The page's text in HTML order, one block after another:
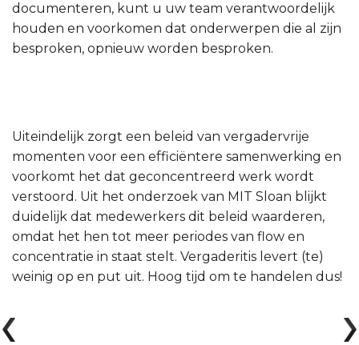
documenteren, kunt u uw team verantwoordelijk
houden en voorkomen dat onderwerpen die al zijn
besproken, opnieuw worden besproken.
Uiteindelijk zorgt een beleid van vergadervrije
momenten voor een efficiëntere samenwerking en
voorkomt het dat geconcentreerd werk wordt
verstoord. Uit het onderzoek van MIT Sloan blijkt
duidelijk dat medewerkers dit beleid waarderen,
omdat het hen tot meer periodes van flow en
concentratie in staat stelt. Vergaderitis levert (te)
weinig op en put uit. Hoog tijd om te handelen dus!